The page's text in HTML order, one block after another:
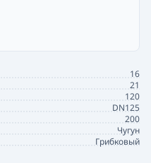
16
21
120
DN125
200
Чугун
Грибковый